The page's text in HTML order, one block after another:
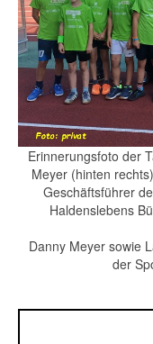
Erinnerungsfoto der
Meyer (hinten
Geschäftsführer
Haldenslebens
Danny Meyer sowie
der